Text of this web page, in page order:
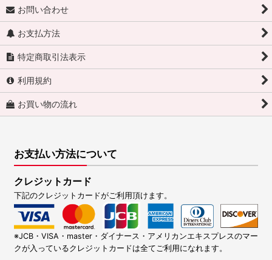
お問い合わせ
お支払方法
特定商取引法表示
利用規約
お買い物の流れ
お支払い方法について
クレジットカード
下記のクレジットカードがご利用頂けます。
※JCB・VISA・master・ダイナース・アメリカンエキスプレスのマー
クが入っているクレジットカードは全てご利用になれます。